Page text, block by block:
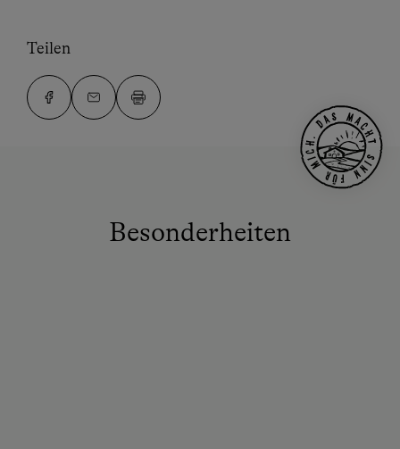
Teilen
Besonderheiten